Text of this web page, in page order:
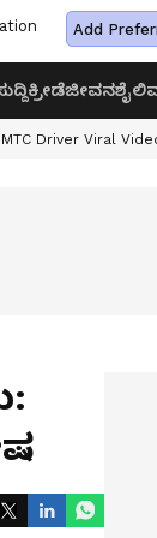
Add
ಕ್ರೀಡೆಜೀವನಶೈಲಿ
Driver Viral